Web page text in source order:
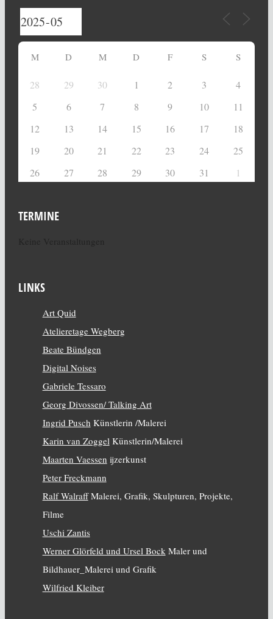
M D M D F S S
28 29 30 1 2 3
4
5
6 7 8 9 10
11
12
13 14 15 16 17
18
19
20 21 22 23 24
25
26
27 28 29 30 31 1
TERMINE
LINKS
Art Quid
Atelieretage Wegberg
Beate Bündgen
Digital Noises
Gabriele Tessaro
Georg Divossen/ Talking Art
Ingrid Pusch Künstlerin /Malerei
Karin van ZoggelKünstlerin/Malerei
Maarten Vaessen ijzerkunst
Peter Freckmann
Ralf WalraffMalerei, Grafik, Skulpturen, Projekte,
Filme
Uschi Zantis
Werner Glörfeld und Ursel BockMaler und
Bildhauer_Malerei und Grafik
Wilfried Kleiber